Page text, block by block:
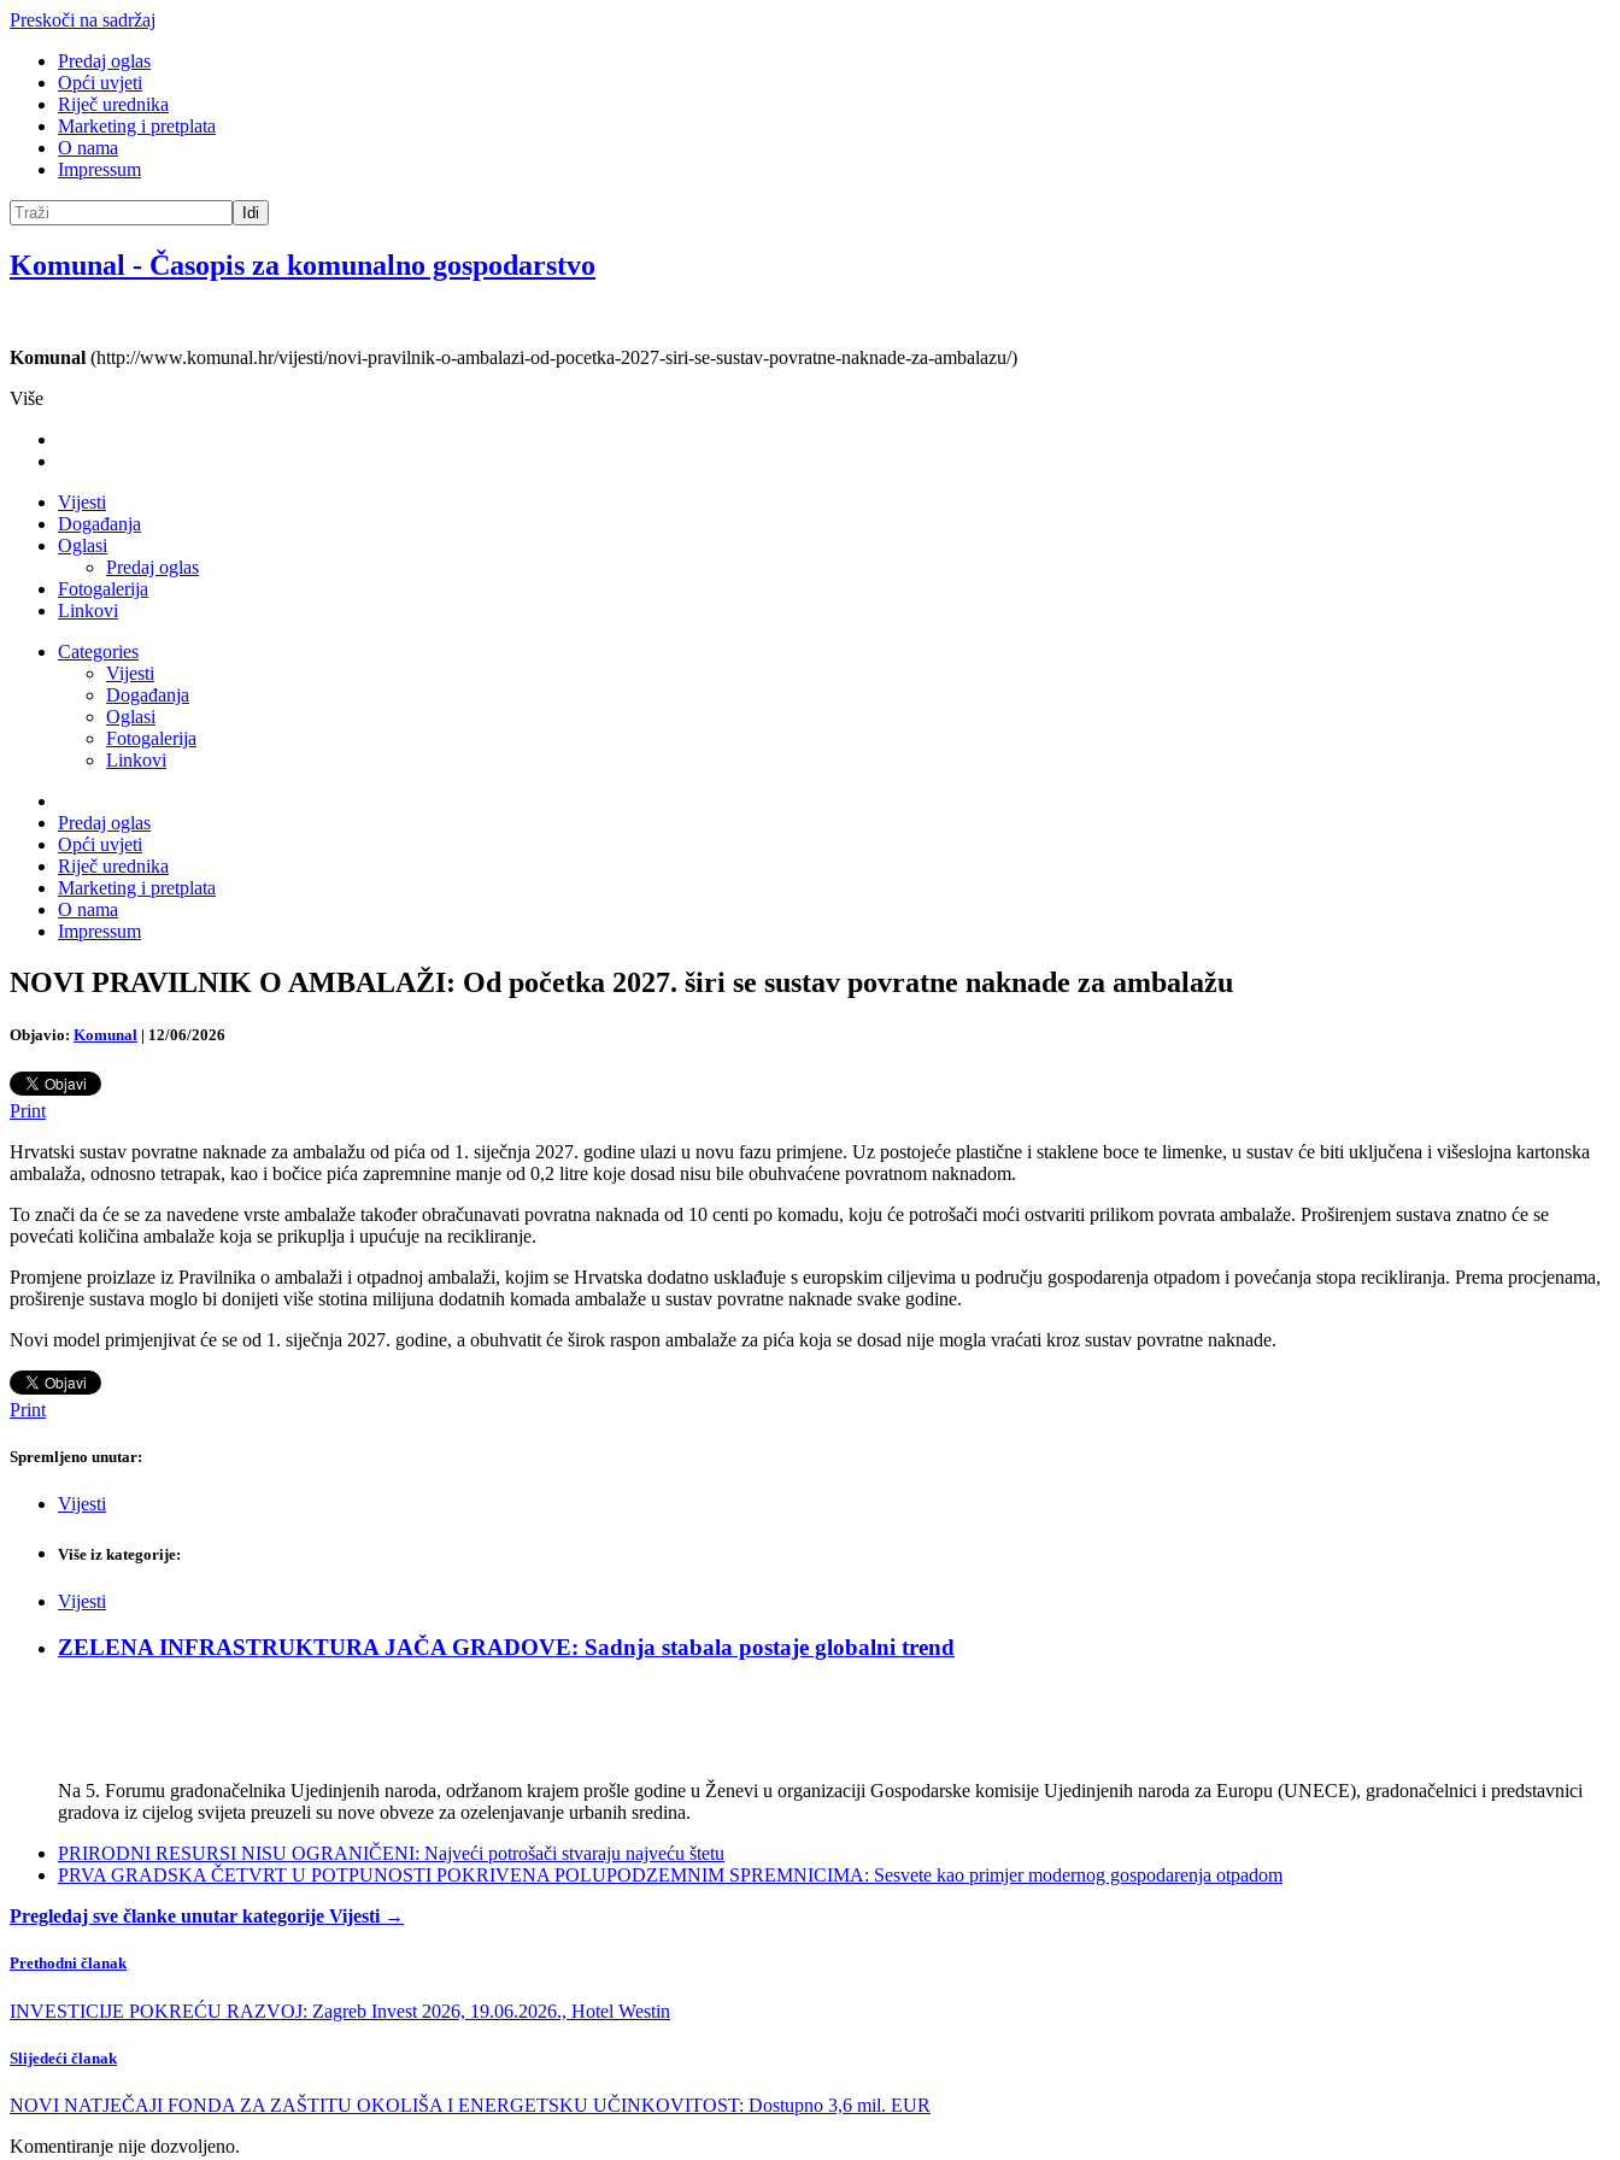
Preskoči na sadržaj
Predaj oglas
Opći uvjeti
Riječ urednika
Marketing i pretplata
O nama
Impressum
Idi
Komunal - Časopis za komunalno gospodarstvo
Komunal (http://www.komunal.hr/vijesti/novi-pravilnik-o-ambalazi-od-pocetka-2027-siri-se-sustav-povratne-naknade-za-ambalazu/)
Više
Vijesti
Događanja
Oglasi
Predaj oglas
Fotogalerija
Linkovi
Categories
Vijesti
Događanja
Oglasi
Fotogalerija
Linkovi
Predaj oglas
Opći uvjeti
Riječ urednika
Marketing i pretplata
O nama
Impressum
NOVI PRAVILNIK O AMBALAŽI: Od početka 2027. širi se sustav povratne naknade za ambalažu
Objavio: Komunal | 12/06/2026
Print
Hrvatski sustav povratne naknade za ambalažu od pića od 1. siječnja 2027. godine ulazi u novu fazu primjene. Uz postojeće plastične i staklene boce te limenke, u sustav će biti uključena i višeslojna kartonska
ambalaža, odnosno tetrapak, kao i bočice pića zapremnine manje od 0,2 litre koje dosad nisu bile obuhvaćene povratnom naknadom.
To znači da će se za navedene vrste ambalaže također obračunavati povratna naknada od 10 centi po komadu, koju će potrošači moći ostvariti prilikom povrata ambalaže. Proširenjem sustava znatno će se
povećati količina ambalaže koja se prikuplja i upućuje na recikliranje.
Promjene proizlaze iz Pravilnika o ambalaži i otpadnoj ambalaži, kojim se Hrvatska dodatno usklađuje s europskim ciljevima u području gospodarenja otpadom i povećanja stopa recikliranja. Prema procjenama,
proširenje sustava moglo bi donijeti više stotina milijuna dodatnih komada ambalaže u sustav povratne naknade svake godine.
Novi model primjenjivat će se od 1. siječnja 2027. godine, a obuhvatit će širok raspon ambalaže za pića koja se dosad nije mogla vraćati kroz sustav povratne naknade.
Print
Spremljeno unutar:
Vijesti
Više iz kategorije:
Vijesti
ZELENA INFRASTRUKTURA JAČA GRADOVE: Sadnja stabala postaje globalni trend
Na 5. Forumu gradonačelnika Ujedinjenih naroda, održanom krajem prošle godine u Ženevi u organizaciji Gospodarske komisije Ujedinjenih naroda za Europu (UNECE), gradonačelnici i predstavnici
gradova iz cijelog svijeta preuzeli su nove obveze za ozelenjavanje urbanih sredina.
PRIRODNI RESURSI NISU OGRANIČENI: Najveći potrošači stvaraju najveću štetu
PRVA GRADSKA ČETVRT U POTPUNOSTI POKRIVENA POLUPODZEMNIM SPREMNICIMA: Sesvete kao primjer modernog gospodarenja otpadom
Pregledaj sve članke unutar kategorije Vijesti →
Prethodni članak
INVESTICIJE POKREĆU RAZVOJ: Zagreb Invest 2026, 19.06.2026., Hotel Westin
Slijedeći članak
NOVI NATJEČAJI FONDA ZA ZAŠTITU OKOLIŠA I ENERGETSKU UČINKOVITOST: Dostupno 3,6 mil. EUR
Komentiranje nije dozvoljeno.